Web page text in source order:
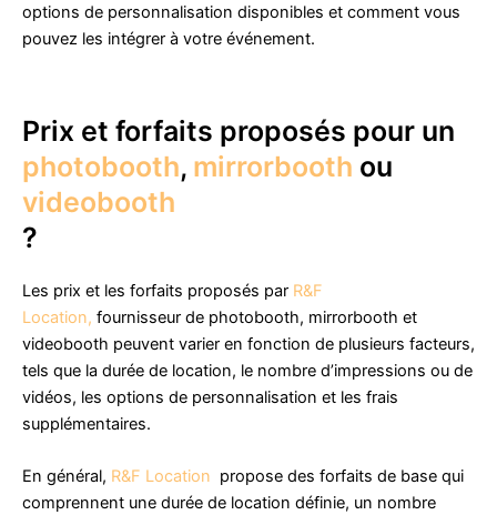
options de personnalisation disponibles et comment vous
pouvez les intégrer à votre événement.
Prix et forfaits proposés pour un
photobooth, mirrorbooth ou
videobooth
?
Les prix et les forfaits proposés par R&F
Location, fournisseur de photobooth, mirrorbooth et
videobooth peuvent varier en fonction de plusieurs facteurs,
tels que la durée de location, le nombre d’impressions ou de
vidéos, les options de personnalisation et les frais
supplémentaires.
En général, R&F Location propose des forfaits de base qui
comprennent une durée de location définie, un nombre